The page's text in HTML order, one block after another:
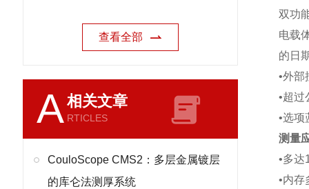
查看全部
A相关文章
RTICLES
CouloScope CMS2：多层金属镀层
的库仑法测厚系统
双功
电载
的日
•外部
•超过
•选
测量
•多达
•内存